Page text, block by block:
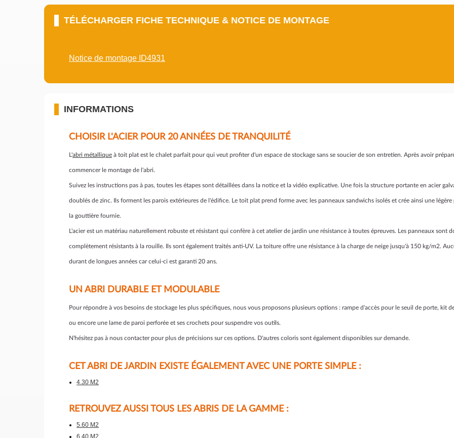
TÉLÉCHARGER FICHE TECHNIQUE & NOTICE DE MONTAGE
Notice de montage ID4931
INFORMATIONS
CHOISIR L'ACIER POUR 20 ANNÉES DE TRANQUILITÉ
L'abri métallique à toit plat est le chalet parfait pour qui veut profiter d'un espace de stockage sans se soucier de son entretien. Après avoir
commencer le montage de l'abri.
Suivez les instructions pas à pas, toutes les étapes sont détaillées dans la notice et la vidéo explicative. Une fois la structure portante en acier
doublés de zinc. Ils forment les parois extérieures de l'édifice. Le toit plat prend forme avec les panneaux sandwichs isolés et crée ainsi une
la gouttière fournie.
L'acier est un matériau naturellement robuste et résistant qui confère à cet atelier de jardin une résistance à toutes épreuves. Les panneaux sont
complètement résistants à la rouille. Ils sont également traités anti-UV. La toiture offre une résistance à la charge de neige jusqu'à 150 kg/m2.
durant de longues années car celui-ci est garanti 20 ans.
UN ABRI DURABLE ET MODULABLE
Pour répondre à vos besoins de stockage les plus spécifiques, nous vous proposons plusieurs options : rampe d'accès pour le seuil de porte, kit
ou encore une lame de paroi perforée et ses crochets pour suspendre vos outils.
N'hésitez pas à nous contacter pour plus de précisions sur ces options. D'autres coloris sont également disponibles sur demande.
CET ABRI DE JARDIN EXISTE ÉGALEMENT AVEC UNE PORTE SIMPLE :
4.30 M2
RETROUVEZ AUSSI TOUS LES ABRIS DE LA GAMME :
5.60 M2
6.40 M2